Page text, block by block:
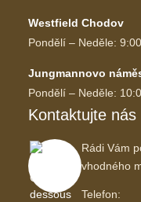
Westfield Chodov
Pondělí – Neděle:
Jungmannovo
Pondělí – Neděle:
Kontaktujte nás
Rádi Vám
vhodného
Telefon: